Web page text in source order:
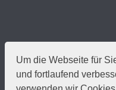
Um die Webseite für
und fortlaufend